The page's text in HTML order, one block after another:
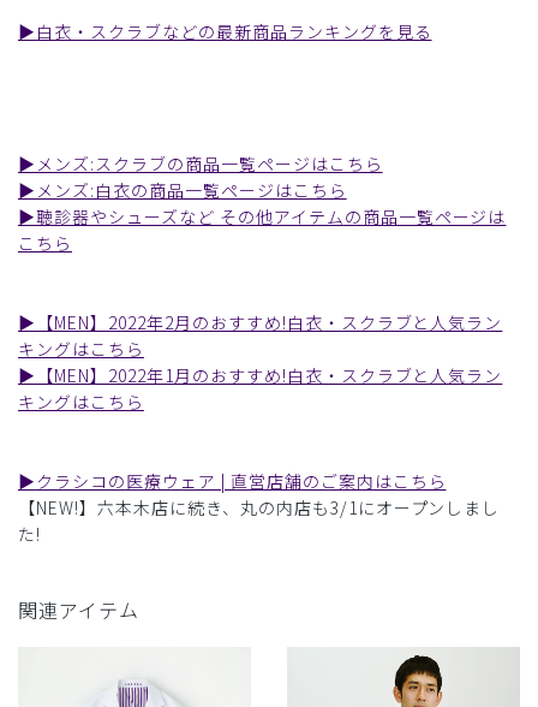
▶︎白衣・スクラブなどの最新商品ランキングを見る
▶︎メンズ:スクラブの商品一覧ページはこちら
▶︎メンズ:白衣の商品一覧ページはこちら
▶︎聴診器やシューズなど その他アイテムの商品一覧ページは
こちら
▶︎【MEN】2022年2月のおすすめ!白衣・スクラブと人気ラン
キングはこちら
▶︎【MEN】2022年1月のおすすめ!白衣・スクラブと人気ラン
キングはこちら
▶︎クラシコの医療ウェア | 直営店舗のご案内はこちら
【NEW!】六本木店に続き、丸の内店も3/1にオープンしまし
た!
関連アイテム